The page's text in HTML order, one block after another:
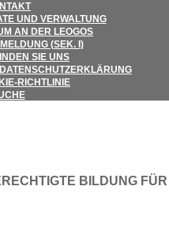
UND VERWALTUNG
AN DER LEOGOS
(SEK. I)
SIE UNS
RICHT­LI­NIE
BILDUNG FÜR